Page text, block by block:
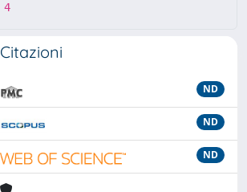
4
Citazioni
ND
ND
ND